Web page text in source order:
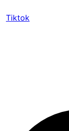
Tiktok